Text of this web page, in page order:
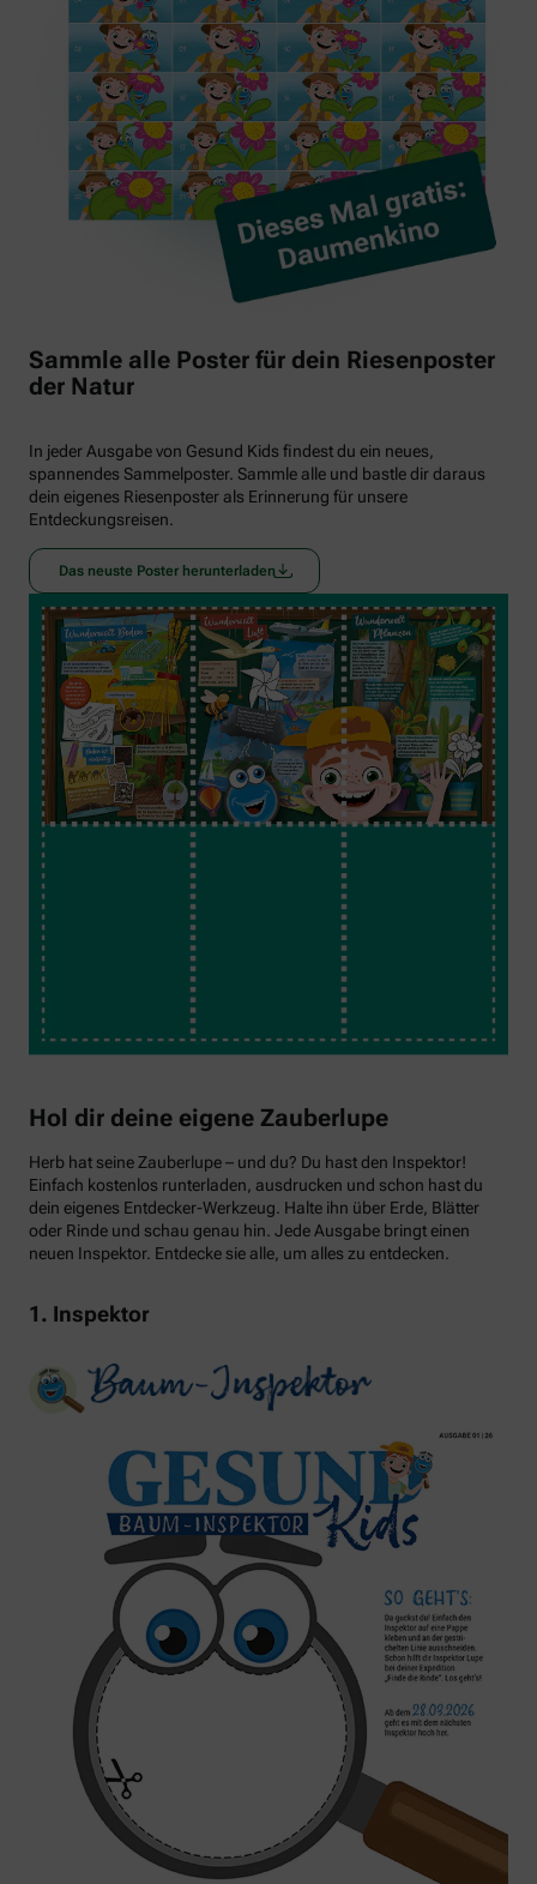
Sammle alle Poster für dein Riesenposter
der Natur
In jeder Ausgabe von Gesund Kids findest du ein neues,
spannendes Sammelposter. Sammle alle und bastle dir daraus
dein eigenes Riesenposter als Erinnerung für unsere
Entdeckungsreisen.
Das neuste Poster herunterladen
Hol dir deine eigene Zauberlupe
Herb hat seine Zauberlupe – und du? Du hast den Inspektor!
Einfach kostenlos runterladen, ausdrucken und schon hast du
dein eigenes Entdecker-Werkzeug. Halte ihn über Erde, Blätter
oder Rinde und schau genau hin. Jede Ausgabe bringt einen
neuen Inspektor. Entdecke sie alle, um alles zu entdecken.
1. Inspektor